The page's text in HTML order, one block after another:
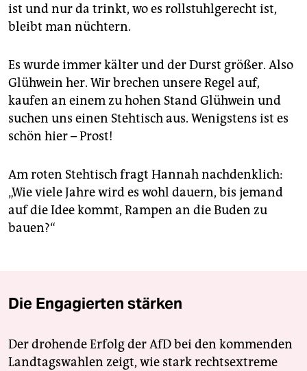
ist und nur da trinkt, wo es rollstuhlgerecht ist,
bleibt man nüchtern.
Es wurde immer kälter und der Durst größer. Also
Glühwein her. Wir brechen unsere Regel auf,
kaufen an einem zu hohen Stand Glühwein und
suchen uns einen Stehtisch aus. Wenigstens ist es
schön hier – Prost!
Am roten Stehtisch fragt Hannah nachdenklich:
„Wie viele Jahre wird es wohl dauern, bis jemand
auf die Idee kommt, Rampen an die Buden zu
bauen?“
Die Engagierten stärken
Der drohende Erfolg der AfD bei den kommenden
Landtagswahlen zeigt, wie stark rechtsextreme